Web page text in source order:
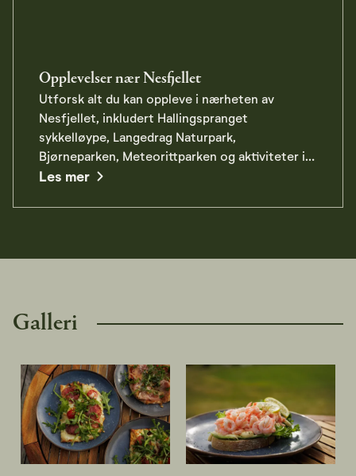
Opplevelser nær Nesfjellet
Utforsk alt du kan oppleve i nærheten av
Nesfjellet, inkludert Hallingspranget
sykkelløype, Langedrag Naturpark,
Bjørneparken, Meteorittparken og aktiviteter i
Nesbyen sentrum. Perfekt for hele familien!
Les mer about Opplevelser nær Nesfjellet
Galleri